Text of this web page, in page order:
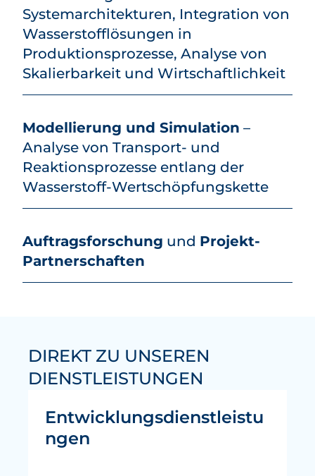
Systemarchitekturen, Integration von
Wasserstoff­lösungen in
Produktionsprozesse, Analyse von
Skalierbarkeit und Wirtschaftlichkeit
Modellierung und Simulation –
Analyse von Transport- und
Reaktionsprozesse entlang der
Wasserstoff-Wertschöpfungskette
Auftragsforschung und Projekt-
Partnerschaften
DIREKT ZU UNSEREN
DIENSTLEISTUNGEN
Entwicklungsdienstleistu
ngen